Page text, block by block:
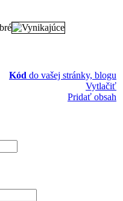
Kód do vašej stránky, blogu
Vytlačiť
Pridať obsah